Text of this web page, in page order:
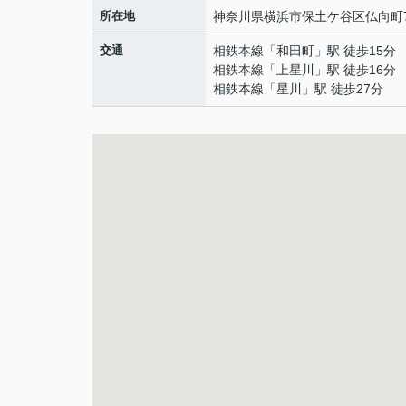
所在地 神奈川県横浜市保土ケ谷区仏向町
交通 相鉄本線 「和田町 」駅 徒歩15分
相鉄本線 「 上星川
」駅 徒歩16分
相鉄本線 「星川 」駅 徒歩27分